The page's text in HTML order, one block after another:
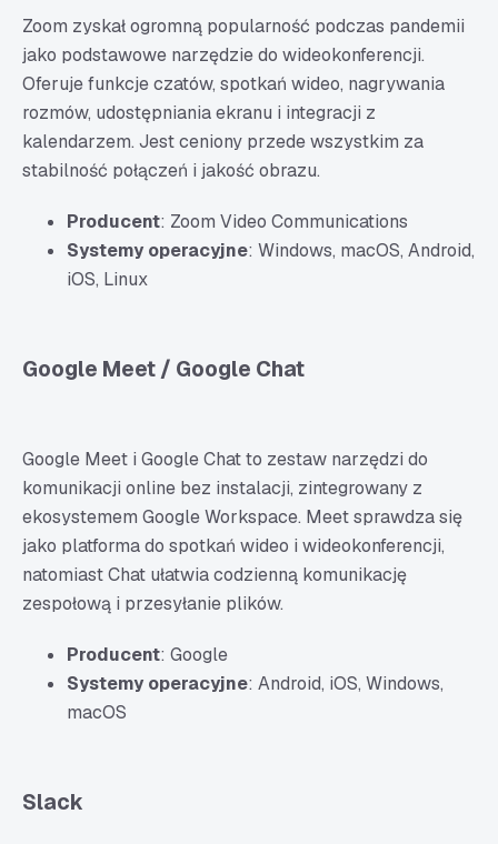
Zoom zyskał ogromną popularność podczas pandemii
jako podstawowe narzędzie do wideokonferencji.
Oferuje funkcje czatów, spotkań wideo, nagrywania
rozmów, udostępniania ekranu i integracji z
kalendarzem. Jest ceniony przede wszystkim za
stabilność połączeń i jakość obrazu.
Producent: Zoom Video Communications
Systemy operacyjne: Windows, macOS, Android,
iOS, Linux
Google Meet / Google Chat
Google Meet i Google Chat to zestaw narzędzi do
komunikacji online bez instalacji, zintegrowany z
ekosystemem Google Workspace. Meet sprawdza się
jako platforma do spotkań wideo i wideokonferencji,
natomiast Chat ułatwia codzienną komunikację
zespołową i przesyłanie plików.
Producent: Google
Systemy operacyjne: Android, iOS, Windows,
macOS
Slack